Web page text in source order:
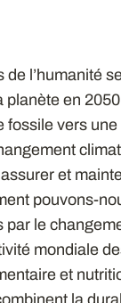
de l’humanité
en
vers
et
pouvons-
le
mondiale
et
la